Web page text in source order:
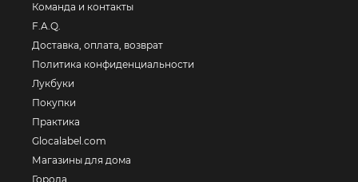
Команда и контакты
F.A.Q.
Доставка, оплата, возврат
Политика конфиденциальности
Лукбуки
Покупки
Практика
Glocalabel.com
Магазины для дома
Города